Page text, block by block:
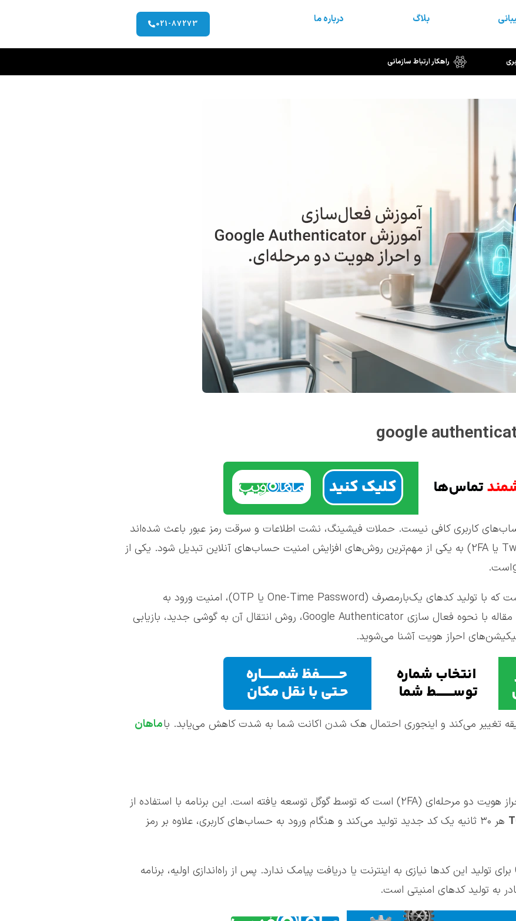
بلاگ درباره ما 021-87273
راهکار ارتباط سازمانی
کاربری کافی نیست. حملات فیشینگ، نشت اطلاعات و سرقت رمز عبور باعث شده‌اند
که احراز هویت دو مرحله‌ای (Two-Factor Authentication یا 2FA) به یکی از مهم‌ترین روش‌های افزایش امنیت حساب‌های آنلاین تبدیل شود. یکی از
Google Authenticator یک اپلیکیشن رایگان از گوگل است که با تولید کدهای یک‌بارمصرف (One-Time Password یا OTP)، امنیت ورود به
حساب‌های کاربری را چندین برابر افزایش می‌دهد. در این مقاله با نحوه فعال سازی Google Authenticator، روش انتقال آن به گوشی جدید، بازیابی
احراز هویت آشنا می‌شوید.
تغییر می‌کند و اینجوری احتمال هک شدن اکانت شما به شدت کاهش می‌یابد. باماهان
Google Authenticator یک برنامه تولیدکننده کدهای احراز هویت دو مرحله‌ای (2FA) است که توسط گوگل توسعه یافته است. این برنامه با استفاده از
هر ۳۰ ثانیه یک کد جدید تولید می‌کند و هنگام ورود به حساب‌های کاربری، علاوه بر رمز
برخلاف تصور بسیاری از کاربران، Google Authenticator برای تولید این کدها نیازی به اینترنت یا دریافت پیامک ندارد. پس از راه‌اندازی اولیه، برنامه
به تولید کدهای امنیتی است.